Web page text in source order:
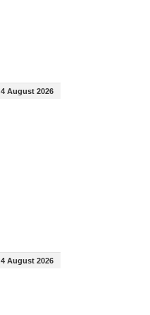
4 August 2026
4 August 2026